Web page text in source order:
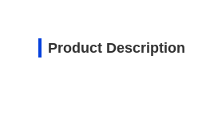
Product Description